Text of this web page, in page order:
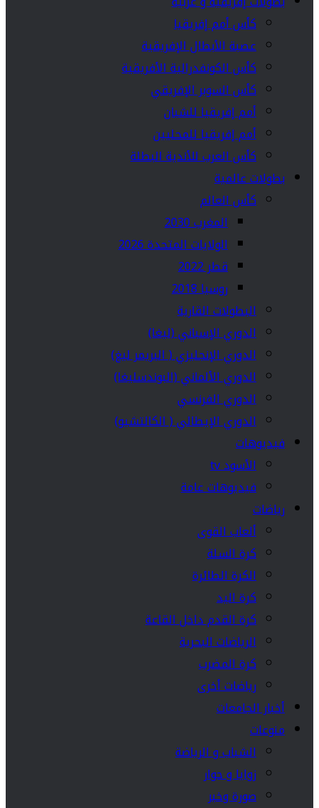
كأس أمم إفريقيا
عصبة الأبطال الإفريقية
كأس الكونفدرالية الأفريقية
كأس السوبر الإفريقي
أمم إفريقيا للشبان
أمم إفريقيا للمحليين
كأس العرب للأندية البطلة
بطولات عالمية
كأس العالم
المغرب 2030
الولايات المتحدة 2026
قطر 2022
روسيا 2018
البطولات القارية
الدوري الإسباني (ليغا)
الدوري الإنجليزي ( البريمر ليغ)
الدوري الألماني (البوندسليغا)
الدوري الفرنسي
الدوري الإيطالي ( الكالتشيو)
فيديوهات
الأسود tv
فيديوهات عامة
رياضات
ألعاب القوى
كرة السلة
الكرة الطائرة
كرة اليد
كرة القدم داخل القاعة
الرياضات البحرية
كرة المضرب
رياضات أخرى
أخبار الجامعات
منوعات
الشباب و الرياضة
زوايا و حوار
صورة وخبر